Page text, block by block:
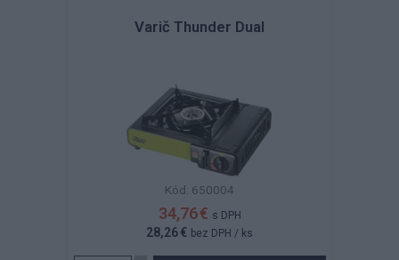
Varič Thunder Dual
Kód: 650004
34,76 € s DPH
28,26 € bez DPH / ks